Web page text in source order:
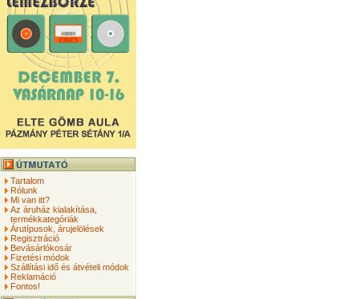
Tartalom
Rólunk
Mi van itt?
Az áruház kialakítása,
termékkategóriák
Árutípusok, árujelölések
Regisztráció
Bevásárlókosár
Fizetési módok
Szállítási idő és átvételi módok
Reklamáció
Fontos!